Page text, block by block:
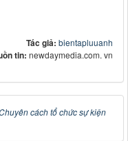
Tác giả: bientapluuanh
tin: newdaymedia.com. vn
cách tổ chức sự kiện